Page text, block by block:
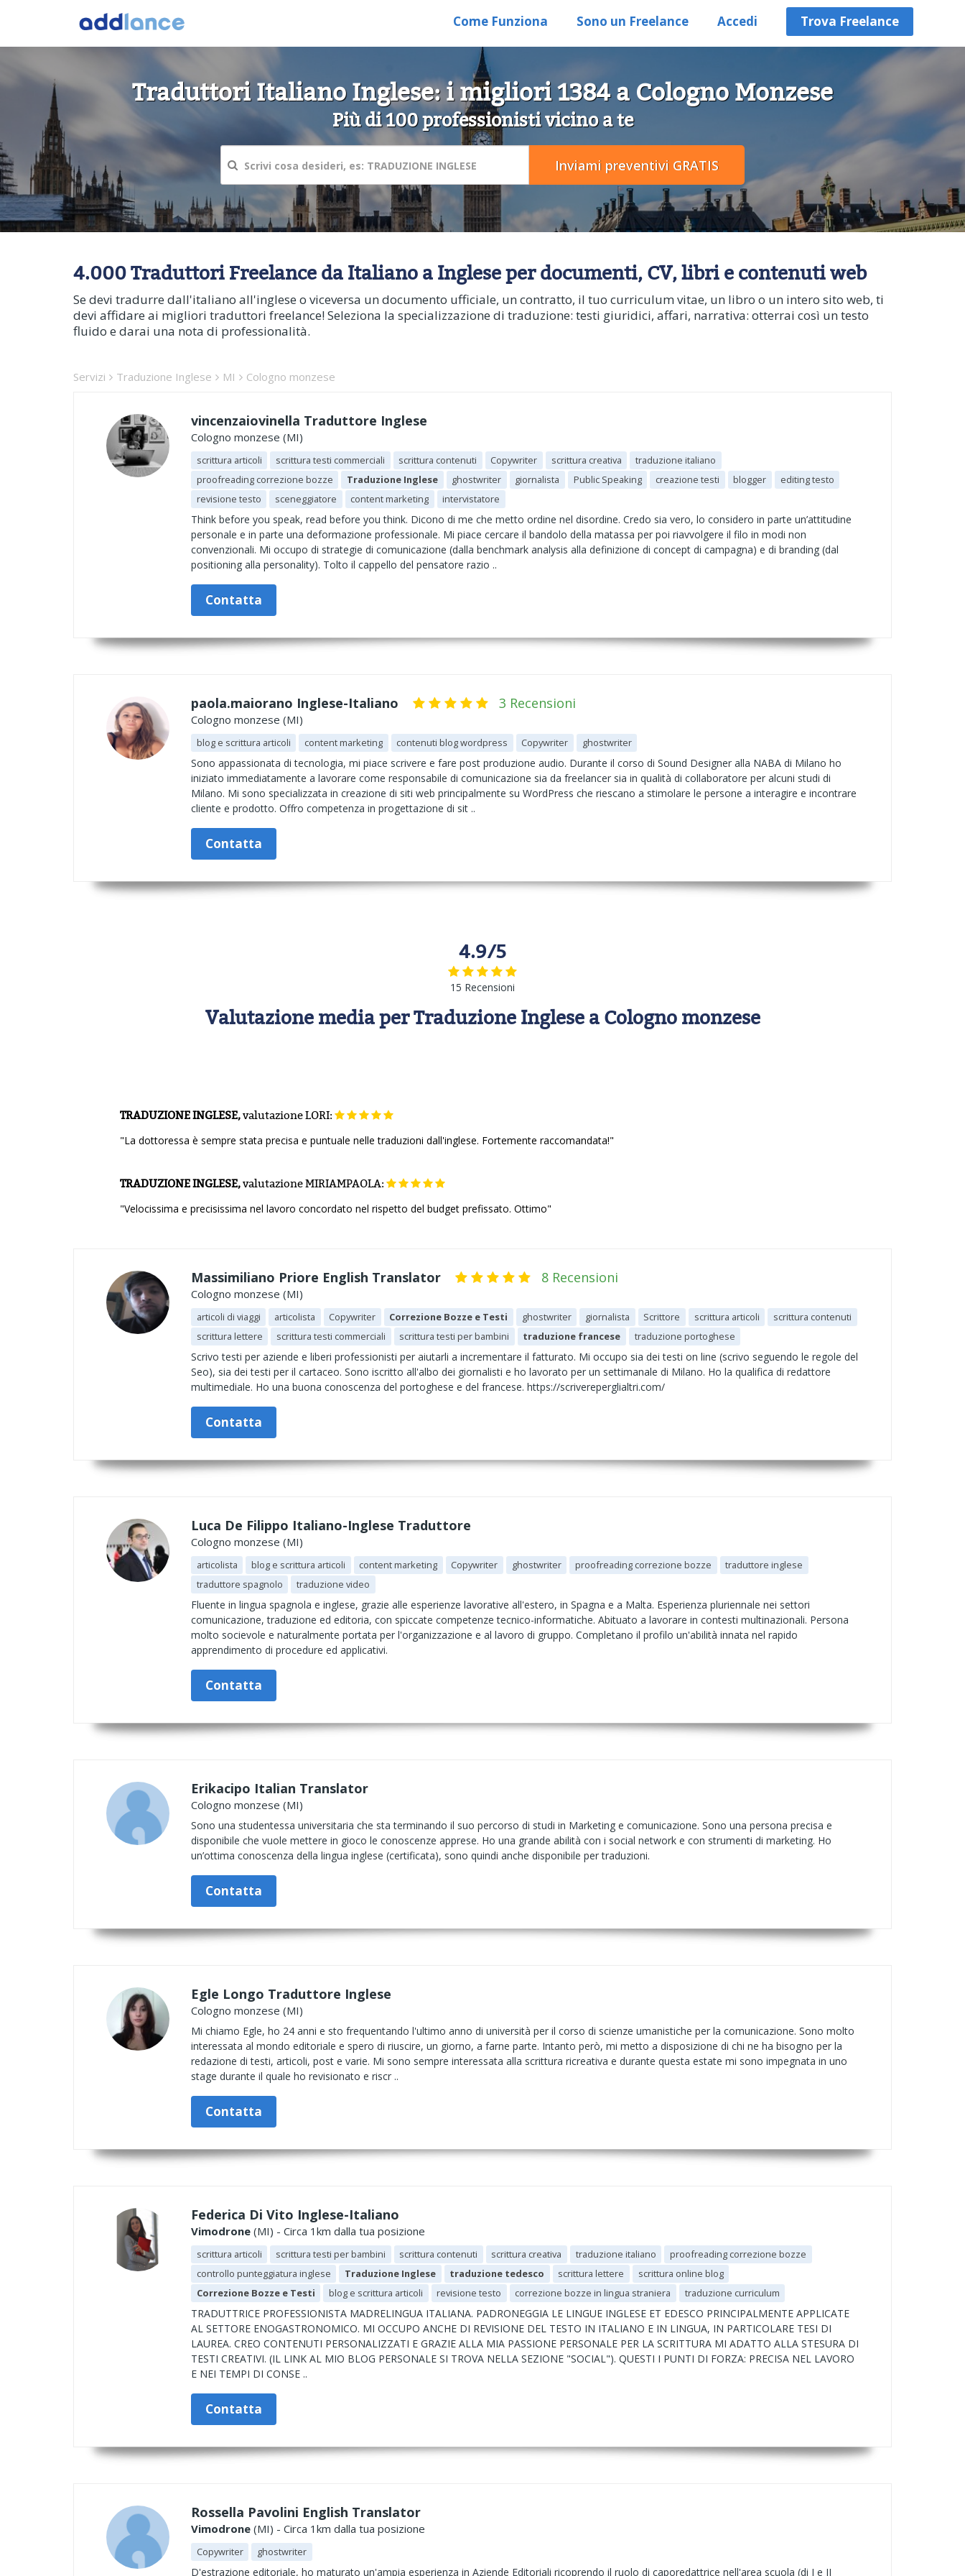
Come Funziona Sono un Freelance Accedi Trova Freelance
Traduttori Italiano Inglese: i migliori 1384 a Cologno Monzese
Più di 100 professionisti vicino a te
4.000 Traduttori Freelance da Italiano a Inglese per documenti, CV, libri e contenuti web
Se devi tradurre dall'italiano all'inglese o viceversa un documento ufficiale, un contratto, il tuo curriculum vitae, un libro o un intero sito web, ti
devi affidare ai migliori traduttori freelance! Seleziona la specializzazione di traduzione: testi giuridici, affari, narrativa: otterrai così un testo
fluido e darai una nota di professionalità.
Servizi Traduzione Inglese MI Cologno monzese
vincenzaiovinella Traduttore Inglese
Cologno monzese (MI)
scrittura articoli scrittura testi commerciali scrittura contenuti Copywriter scrittura creativa
traduzione italiano
proofreading correzione bozze
Traduzione Inglese ghostwriter giornalista Public Speaking creazione testi blogger
editing testo
revisione testo
sceneggiatore content marketing intervistatore
Think before you speak, read before you think. Dicono di me che metto ordine nel disordine. Credo sia vero, lo considero in parte un’attitudine
personale e in parte una deformazione professionale. Mi piace cercare il bandolo della matassa per poi riavvolgere il filo in modi non
convenzionali. Mi occupo di strategie di comunicazione (dalla benchmark analysis alla definizione di concept di campagna) e di branding (dal
positioning alla personality). Tolto il cappello del pensatore razio ..
Contatta
paola.maiorano Inglese-Italiano 3 Recensioni
Cologno monzese (MI)
blog e scrittura articoli content marketing contenuti blog wordpress Copywriter ghostwriter
Sono appassionata di tecnologia, mi piace scrivere e fare post produzione audio. Durante il corso di Sound Designer alla NABA di Milano ho
iniziato immediatamente a lavorare come responsabile di comunicazione sia da freelancer sia in qualità di collaboratore per alcuni studi di
Milano. Mi sono specializzata in creazione di siti web principalmente su WordPress che riescano a stimolare le persone a interagire e incontrare
cliente e prodotto. Offro competenza in progettazione di sit ..
Contatta
4.9/5
15 Recensioni
Valutazione media per Traduzione Inglese a Cologno monzese
TRADUZIONE INGLESE,valutazioneLORI:
"La dottoressa è sempre stata precisa e puntuale nelle traduzioni dall'inglese. Fortemente raccomandata!"
TRADUZIONE INGLESE,valutazioneMIRIAMPAOLA:
"Velocissima e precisissima nel lavoro concordato nel rispetto del budget prefissato. Ottimo"
Massimiliano Priore English Translator 8 Recensioni
Cologno monzese (MI)
articoli di viaggi articolista Copywriter Correzione Bozze e Testi ghostwriter giornalista Scrittore scrittura articoli
scrittura contenuti
scrittura lettere
scrittura testi commerciali scrittura testi per bambini traduzione francese traduzione portoghese
Scrivo testi per aziende e liberi professionisti per aiutarli a incrementare il fatturato. Mi occupo sia dei testi on line (scrivo seguendo le regole del
Seo), sia dei testi per il cartaceo. Sono iscritto all'albo dei giornalisti e ho lavorato per un settimanale di Milano. Ho la qualifica di redattore
multimediale. Ho una buona conoscenza del portoghese e del francese. https://scrivereperglialtri.com/
Contatta
Luca De Filippo Italiano-Inglese Traduttore
Cologno monzese (MI)
articolista blog e scrittura articoli content marketing Copywriter ghostwriter proofreading correzione bozze
traduttore inglese
traduttore spagnolo
traduzione video
Fluente in lingua spagnola e inglese, grazie alle esperienze lavorative all'estero, in Spagna e a Malta. Esperienza pluriennale nei settori
comunicazione, traduzione ed editoria, con spiccate competenze tecnico-informatiche. Abituato a lavorare in contesti multinazionali. Persona
molto socievole e naturalmente portata per l'organizzazione e al lavoro di gruppo. Completano il profilo un'abilità innata nel rapido
apprendimento di procedure ed applicativi.
Contatta
Erikacipo Italian Translator
Cologno monzese (MI)
Sono una studentessa universitaria che sta terminando il suo percorso di studi in Marketing e comunicazione. Sono una persona precisa e
disponibile che vuole mettere in gioco le conoscenze apprese. Ho una grande abilità con i social network e con strumenti di marketing. Ho
un’ottima conoscenza della lingua inglese (certificata), sono quindi anche disponibile per traduzioni.
Contatta
Egle Longo Traduttore Inglese
Cologno monzese (MI)
Mi chiamo Egle, ho 24 anni e sto frequentando l'ultimo anno di università per il corso di scienze umanistiche per la comunicazione. Sono molto
interessata al mondo editoriale e spero di riuscire, un giorno, a farne parte. Intanto però, mi metto a disposizione di chi ne ha bisogno per la
redazione di testi, articoli, post e varie. Mi sono sempre interessata alla scrittura ricreativa e durante questa estate mi sono impegnata in uno
stage durante il quale ho revisionato e riscr ..
Contatta
Federica Di Vito Inglese-Italiano
Vimodrone (MI) - Circa 1km dalla tua posizione
scrittura articoli scrittura testi per bambini scrittura contenuti scrittura creativa traduzione italiano
proofreading correzione bozze
controllo punteggiatura inglese
Traduzione Inglese traduzione tedesco scrittura lettere
scrittura online blog
Correzione Bozze e Testi
blog e scrittura articoli revisione testo correzione bozze in lingua straniera traduzione curriculum
TRADUTTRICE PROFESSIONISTA MADRELINGUA ITALIANA. PADRONEGGIA LE LINGUE INGLESE ET EDESCO PRINCIPALMENTE APPLICATE
AL SETTORE ENOGASTRONOMICO. MI OCCUPO ANCHE DI REVISIONE DEL TESTO IN ITALIANO E IN LINGUA, IN PARTICOLARE TESI DI
LAUREA. CREO CONTENUTI PERSONALIZZATI E GRAZIE ALLA MIA PASSIONE PERSONALE PER LA SCRITTURA MI ADATTO ALLA STESURA DI
TESTI CREATIVI. (IL LINK AL MIO BLOG PERSONALE SI TROVA NELLA SEZIONE "SOCIAL"). QUESTI I PUNTI DI FORZA: PRECISA NEL LAVORO
E NEI TEMPI DI CONSE ..
Contatta
Rossella Pavolini English Translator
Vimodrone (MI) - Circa 1km dalla tua posizione
Copywriter ghostwriter
D'estrazione editoriale, ho maturato un'ampia esperienza in Aziende Editoriali ricoprendo il ruolo di caporedattrice nell'area scuola (di I e II